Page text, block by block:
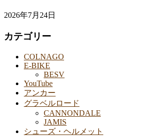
2026年7月24日
カテゴリー
COLNAGO
E-BIKE
BESV
YouTube
アンカー
グラベルロード
CANNONDALE
JAMIS
シューズ・ヘルメット